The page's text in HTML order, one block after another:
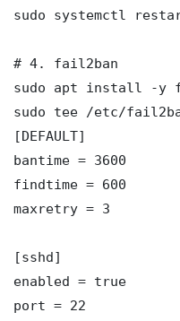
sudo systemctl
# 4. fail2ban
sudo apt install -y
sudo tee /etc/
[DEFAULT]
bantime = 3600
findtime = 600
maxretry = 3
[sshd]
enabled = true
port = 22